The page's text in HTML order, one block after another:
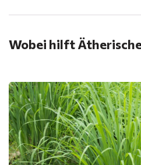
Wobei hilft